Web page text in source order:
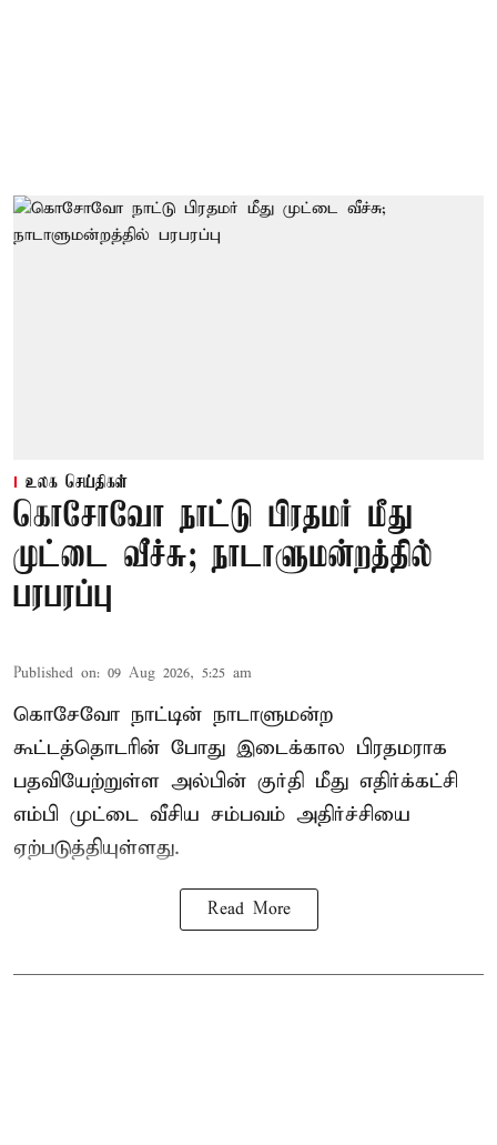
உலக செய்திகள்
கொசோவோ நாட்டு பிரதமர் மீது
முட்டை வீச்சு; நாடாளுமன்றத்தில்
பரபரப்பு
Published on: 09 Aug 2026, 5:25 am
கொசேவோ நாட்டின் நாடாளுமன்ற
கூட்டத்தொடரின் போது இடைக்கால பிரதமராக
பதவியேற்றுள்ள அல்பின் குர்தி மீது எதிர்க்கட்சி
எம்பி முட்டை வீசிய சம்பவம் அதிர்ச்சியை
ஏற்படுத்தியுள்ளது.
Read More